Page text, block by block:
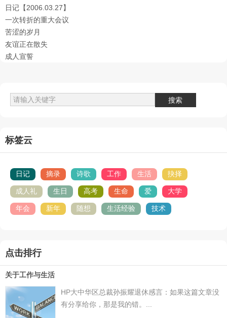
日记【2006.03.27】
一次转折的重大会议
苦涩的岁月
友谊正在散失
成人宣誓
标签云
日记 摘录 诗歌 工作 生活 抉择
成人礼 生日 高考 生命 爱 大学
年会 新年 随想 生活经验 技术
点击排行
关于工作与生活
HP大中华区总裁孙振耀退休感言：如果这篇文章没
有分享给你，那是我的错。...